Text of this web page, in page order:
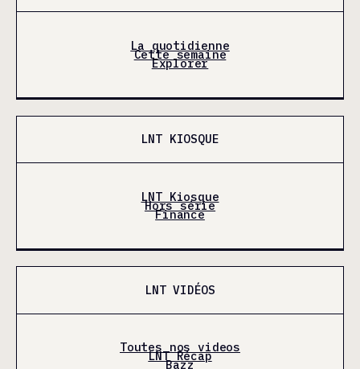
La quotidienne
Cette semaine
Explorer
LNT KIOSQUE
LNT Kiosque
Hors série
Finance
LNT VIDÉOS
Toutes nos videos
LNT Récap
Bazz